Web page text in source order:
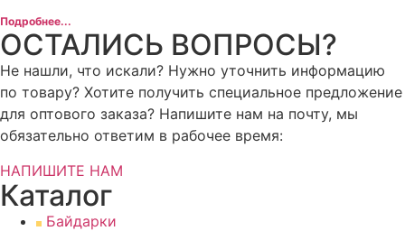
Подробнее...
ОСТАЛИСЬ ВОПРОСЫ?
Не нашли, что искали? Нужно уточнить информацию
по товару? Хотите получить специальное предложение
для оптового заказа? Напишите нам на почту, мы
обязательно ответим в рабочее время:
НАПИШИТЕ НАМ
Каталог
Байдарки